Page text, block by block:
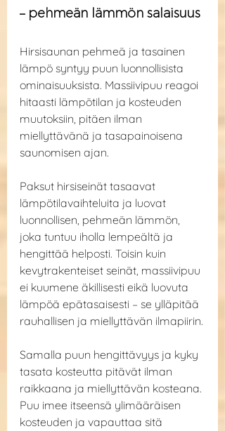
– pehmeän lämmön salaisuus
Hirsisaunan pehmeä ja tasainen
lämpö syntyy puun luonnollisista
ominaisuuksista. Massiivipuu reagoi
hitaasti lämpötilan ja kosteuden
muutoksiin, pitäen ilman
miellyttävänä ja tasapainoisena
saunomisen ajan.
Paksut hirsiseinät tasaavat
lämpötilavaihteluita ja luovat
luonnollisen, pehmeän lämmön,
joka tuntuu iholla lempeältä ja
hengittää helposti. Toisin kuin
kevytrakenteiset seinät, massiivipuu
ei kuumene äkillisesti eikä luovuta
lämpöä epätasaisesti – se ylläpitää
rauhallisen ja miellyttävän ilmapiirin.
Samalla puun hengittävyys ja kyky
tasata kosteutta pitävät ilman
raikkaana ja miellyttävän kosteana.
Puu imee itseensä ylimääräisen
kosteuden ja vapauttaa sitä